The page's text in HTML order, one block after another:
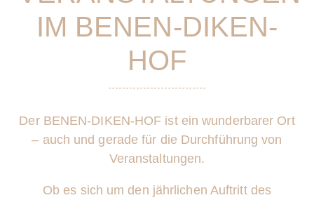
IM BENEN-DIKEN-
HOF
Der BENEN-DIKEN-HOF ist ein wunderbarer Ort
– auch und gerade für die Durchführung von
Veranstaltungen.
Ob es sich um den jährlichen Auftritt des